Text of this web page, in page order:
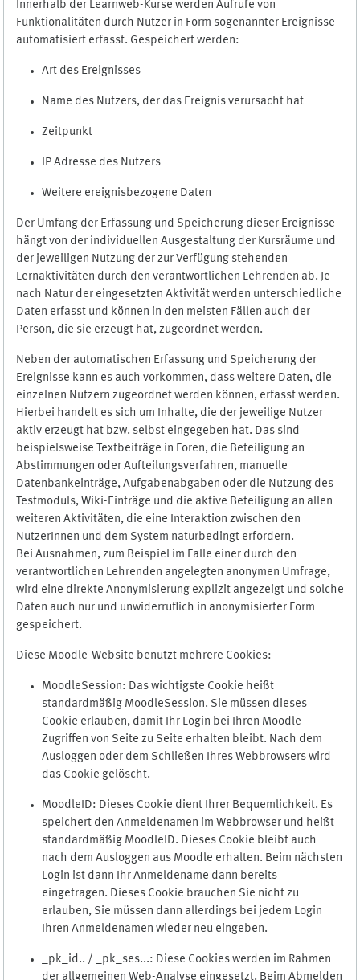
Innerhalb der Learnweb-Kurse werden Aufrufe von
Funktionalitäten durch Nutzer in Form sogenannter Ereignisse
automatisiert erfasst. Gespeichert werden:
Art des Ereignisses
Name des Nutzers, der das Ereignis verursacht hat
Zeitpunkt
IP Adresse des Nutzers
Weitere ereignisbezogene Daten
Der Umfang der Erfassung und Speicherung dieser Ereignisse
hängt von der individuellen Ausgestaltung der Kursräume und
der jeweiligen Nutzung der zur Verfügung stehenden
Lernaktivitäten durch den verantwortlichen Lehrenden ab. Je
nach Natur der eingesetzten Aktivität werden unterschiedliche
Daten erfasst und können in den meisten Fällen auch der
Person, die sie erzeugt hat, zugeordnet werden.
Neben der automatischen Erfassung und Speicherung der
Ereignisse kann es auch vorkommen, dass weitere Daten, die
einzelnen Nutzern zugeordnet werden können, erfasst werden.
Hierbei handelt es sich um Inhalte, die der jeweilige Nutzer
aktiv erzeugt hat bzw. selbst eingegeben hat. Das sind
beispielsweise Textbeiträge in Foren, die Beteiligung an
Abstimmungen oder Aufteilungsverfahren, manuelle
Datenbankeinträge, Aufgabenabgaben oder die Nutzung des
Testmoduls, Wiki-Einträge und die aktive Beteiligung an allen
weiteren Aktivitäten, die eine Interaktion zwischen den
NutzerInnen und dem System naturbedingt erfordern.
Bei Ausnahmen, zum Beispiel im Falle einer durch den
verantwortlichen Lehrenden angelegten anonymen Umfrage,
wird eine direkte Anonymisierung explizit angezeigt und solche
Daten auch nur und unwiderruflich in anonymisierter Form
gespeichert.
Diese Moodle-Website benutzt mehrere Cookies:
MoodleSession: Das wichtigste Cookie heißt
standardmäßig MoodleSession. Sie müssen dieses
Cookie erlauben, damit Ihr Login bei Ihren Moodle-
Zugriffen von Seite zu Seite erhalten bleibt. Nach dem
Ausloggen oder dem Schließen Ihres Webbrowsers wird
das Cookie gelöscht.
MoodleID: Dieses Cookie dient Ihrer Bequemlichkeit. Es
speichert den Anmeldenamen im Webbrowser und heißt
standardmäßig MoodleID. Dieses Cookie bleibt auch
nach dem Ausloggen aus Moodle erhalten. Beim nächsten
Login ist dann Ihr Anmeldename dann bereits
eingetragen. Dieses Cookie brauchen Sie nicht zu
erlauben, Sie müssen dann allerdings bei jedem Login
Ihren Anmeldenamen wieder neu eingeben.
_pk_id.. / _pk_ses...: Diese Cookies werden im Rahmen
der allgemeinen Web-Analyse eingesetzt. Beim Abmelden